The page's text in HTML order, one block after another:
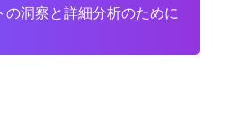
洞察と詳細分析のために